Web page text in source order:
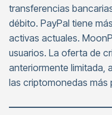
transferencias
débito. PayPal tiene
activas actuales.
usuarios. La oferta de
anteriormente limitada,
las criptomonedas más